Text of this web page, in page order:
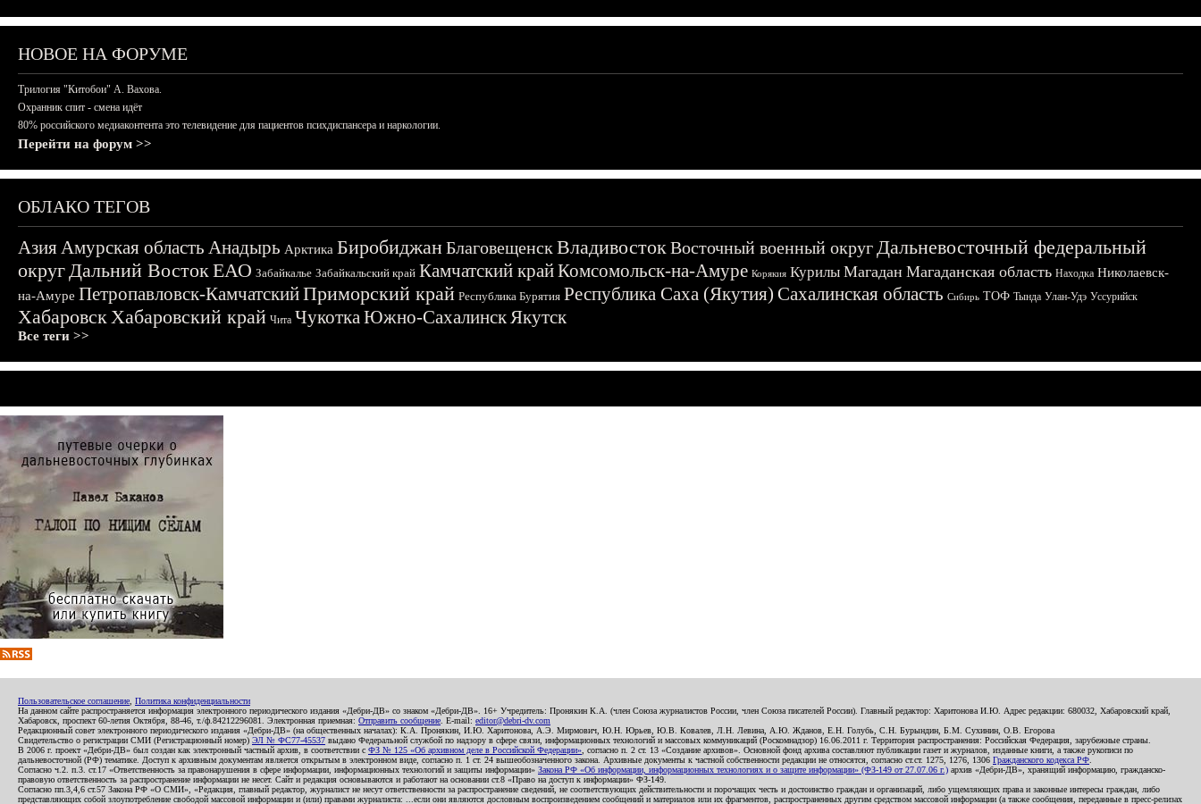
НОВОЕ НА ФОРУМЕ
Трилогия "Китобои" А. Вахова.
Охранник спит - смена идёт
80% российского медиаконтента это телевидение для пациентов психдиспансера и наркологии.
Перейти на форум >>
ОБЛАКО ТЕГОВ
АзияАмурская область Анадырь Арктика БиробиджанБлаговещенскВладивостокВосточный военный округДальневосточный федеральный
округДальний ВостокЕАО Забайкалье Забайкальский край Камчатский крайКомсомольск-на-Амуре Корякия Курилы Магадан Магаданская область Находка Николаевск-
на-Амуре Петропавловск-КамчатскийПриморский край Республика Бурятия Республика Саха (Якутия) Сахалинская область Сибирь ТОФ Тында Улан-Удэ Уссурийск
ХабаровскХабаровский край Чита ЧукоткаЮжно-СахалинскЯкутск
Все теги >>
Пользовательское соглашение Политика конфиденциальности
На данном сайте распространяется информация электронного периодического издания «Дебри-ДВ» со знаком «Дебри-ДВ». 16+ Учредитель: Пронякин К.А. (член Союза журналистов России, член Союза писателей России). Главный редактор: Харитонова И.Ю. Адрес редакции: 680032, Хабаровский край,
Хабаровск, проспект 60-летия Октября, 88-46, т./ф.84212296081. Электронная приемная: Отправить сообщение . E-mail: editor@debri-dv.com
Редакционный совет электронного периодического издания «Дебри-ДВ» (на общественных началах): К.А. Пронякин, И.Ю. Харитонова, А.Э. Мирмович, Ю.Н. Юрьев, Ю.В. Ковалев, Л.Н. Левина, А.Ю. Жданов, Е.Н. Голубь, С.Н. Бурындин, Б.М. Сухинин, О.В. Егорова
Свидетельство о регистрации СМИ (Регистрационный номер) ЭЛ № ФС77-45537 выдано Федеральной службой по надзору в сфере связи, информационных технологий и массовых коммуникаций (Роскомнадзор) 16.06.2011 г. Территория распространения: Российская Федерация, зарубежные страны.
В 2006 г. проект «Дебри-ДВ» был создан как электронный частный архив, в соответствии с ФЗ № 125 «Об архивном деле в Российской Федерации» , согласно п. 2 ст. 13 «Создание архивов». Основной фонд архива составляют публикации газет и журналов, изданные книги, а также рукописи по
дальневосточной (РФ) тематике. Доступ к архивным документам является открытым в электронном виде, согласно п. 1 ст. 24 вышеобозначенного закона. Архивные документы к частной собственности редакции не относятся, согласно ст.ст. 1275, 1276, 1306 Гражданского кодекса РФ
Согласно ч.2. п.3. ст.17 «Ответственность за правонарушения в сфере информации, информационных технологий и защиты информации» Закона РФ «Об информации, информационных технологиях и о защите информации» (ФЗ-149 от 27.07.06 г.) архив «Дебри-ДВ», хранящий информацию, гражданско-
правовую ответственность за распространение информации не несет. Сайт и редакция основываются и работают на основании ст.8 «Право на доступ к информации» ФЗ-149.
Согласно пп.3,4,6 ст.57 Закона РФ «О СМИ», «Редакция, главный редактор, журналист не несут ответственности за распространение сведений, не соответствующих действительности и порочащих честь и достоинство граждан и организаций, либо ущемляющих права и законные интересы граждан, либо
представляющих собой злоупотребление свободой массовой информации и (или) правами журналиста: ...если они являются дословным воспроизведением сообщений и материалов или их фрагментов, распространенных другим средством массовой информации (а также сообщения, переданные в пресс-релизах